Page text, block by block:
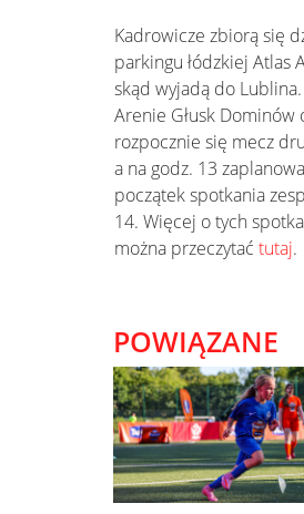
Kadrowicze zbiorą się
parkingu łódzkiej Atlas
skąd wyjadą do
Arenie Głusk Dominów
rozpocznie się mecz
a na godz. 13
początek spotkania
14. Więcej o tych
można przeczytać tutaj.
POWIĄZANE